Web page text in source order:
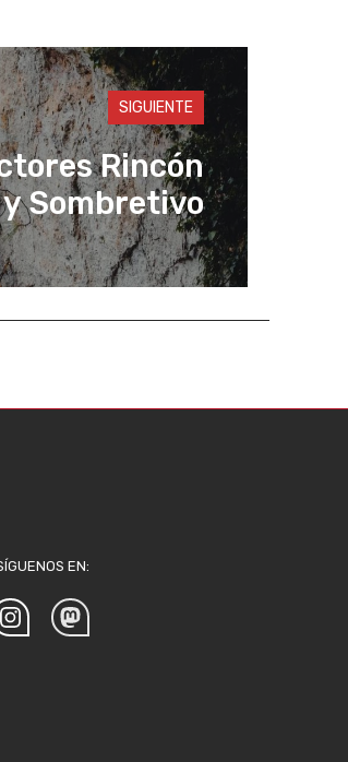
SIGUIENTE
Rincón
Sombretivo
EN: